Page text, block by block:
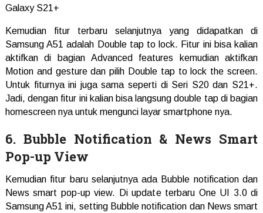
Kemudian fitur terbaru selanjutnya yang didapatkan di
Samsung A51 adalah Double tap to lock. Fitur ini bisa kalian
aktifkan di bagian Advanced features kemudian aktifkan
Motion and gesture dan pilih Double tap to lock the screen.
Untuk fiturnya ini juga sama seperti di Seri S20 dan S21+.
Jadi, dengan fitur ini kalian bisa langsung double tap di bagian
homescreen nya untuk mengunci layar smartphone nya.
6. Bubble Notification & News Smart
Pop-up View
Kemudian fitur baru selanjutnya ada Bubble notification dan
News smart pop-up view. Di update terbaru One UI 3.0 di
Samsung A51 ini, setting Bubble notification dan News smart